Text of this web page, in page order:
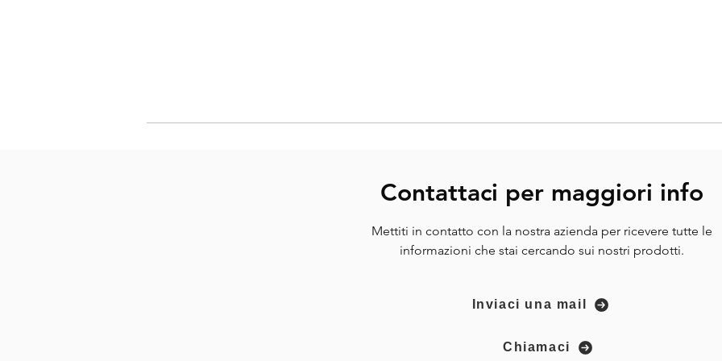
Contattaci per maggiori info
Mettiti in contatto con la nostra azienda per ricevere tutte le
informazioni che stai cercando sui nostri prodotti.
Inviaci una mail
Chiamaci